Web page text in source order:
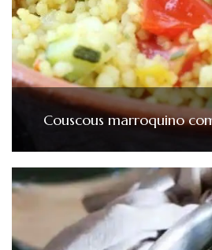
Couscous marroquino